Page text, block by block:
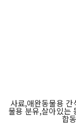
사료,애완동물용
물용 분유,살아있는
합